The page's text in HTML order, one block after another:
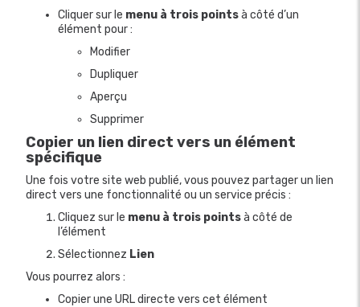
Cliquer sur le menu à trois pointsà côté d’un
élément pour :
Modifier
Dupliquer
Aperçu
Supprimer
Copier un lien direct vers un élément
spécifique
Une fois votre site web publié, vous pouvez partager un lien
direct vers une fonctionnalité ou un service précis :
Cliquez sur le menu à trois pointsà côté de
l’élément
Sélectionnez Lien
Vous pourrez alors :
Copier une URL directe vers cet élément